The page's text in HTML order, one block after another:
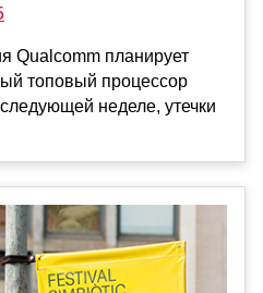
Qualcomm планирует
топовый процессор
неделе, утечки